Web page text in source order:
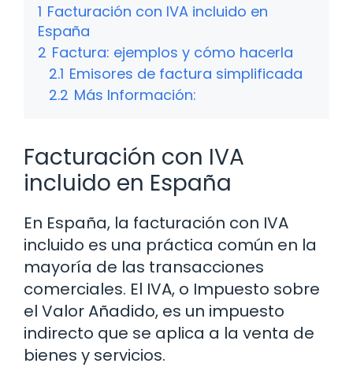
1 Facturación con IVA incluido en
España
2 Factura: ejemplos y cómo hacerla
2.1 Emisores de factura simplificada
2.2 Más Información:
Facturación con IVA
incluido en España
En España, la facturación con IVA
incluido es una práctica común en la
mayoría de las transacciones
comerciales. El IVA, o Impuesto sobre
el Valor Añadido, es un impuesto
indirecto que se aplica a la venta de
bienes y servicios.